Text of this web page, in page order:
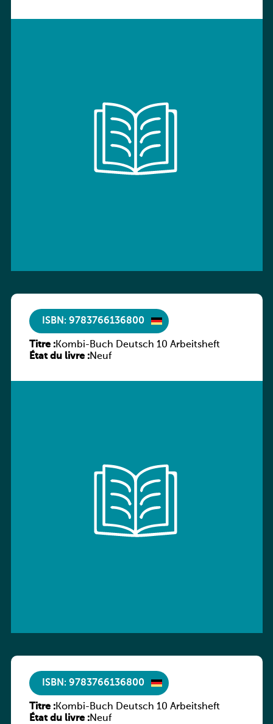
ISBN: 9783766136800
Titre :Kombi-Buch Deutsch 10 Arbeitsheft
État du livre :Neuf
ISBN: 9783766136800
Titre :Kombi-Buch Deutsch 10 Arbeitsheft
État du livre :Neuf